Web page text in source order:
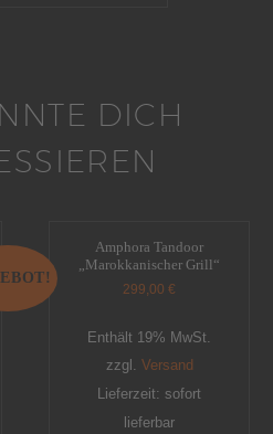
DICH
Amphora Tandoor
„Marokkanischer Grill“
299,00 €
Enthält 19% MwSt.
zzgl. Versand
Lieferzeit: sofort
lieferbar